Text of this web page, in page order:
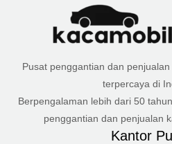
Pusat penggantian dan
terpercaya di
Berpengalaman lebih dari 50
penggantian dan penjualan
Kantor